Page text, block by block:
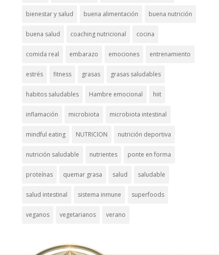
bienestar y salud buena alimentación buena nutrición
buena salud coaching nutricional cocina
comida real embarazo emociones entrenamiento
estrés fitness grasas grasas saludables
habitos saludables Hambre emocional hiit
inflamación microbiota microbiota intestinal
mindful eating NUTRICION nutrición deportiva
nutrición saludable nutrientes ponte en forma
proteínas quemar grasa salud saludable
salud intestinal sistema inmune superfoods
veganos vegetarianos verano